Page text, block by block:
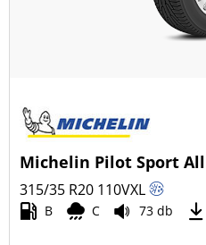
Michelin Pilot Sport All
315/35 R20 110VXL
B C 73 db